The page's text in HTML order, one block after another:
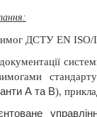
:
ДСТУ EN
А та В),